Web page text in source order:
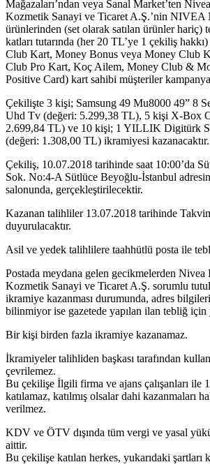
Mağazaları’ndan veya Sanal Market’ten
Kozmetik Sanayi ve Ticaret A.Ş.’nin NIVEA
ürünlerinden (set olarak satılan ürünler hariç)
katları tutarında (her 20 TL’ye 1 çekiliş
Club Kart, Money Bonus veya Money Club
Club Pro Kart, Koç Ailem, Money Club &
Positive Card) kart sahibi müşteriler
Çekilişte 3 kişi; Samsung 49 Mu8000 49” 8
Uhd Tv (değeri: 5.299,38 TL), 5 kişi X-Box
2.699,84 TL) ve 10 kişi; 1 YILLIK Digitürk
(değeri: 1.308,00 TL) ikramiyesi kazanacaktır.
Çekiliş, 10.07.2018 tarihinde saat 10:00’da
Sok. No:4-A Sütlüce Beyoğlu-İstanbul
salonunda, gerçekleştirilecektir.
Kazanan talihliler 13.07.2018 tarihinde
duyurulacaktır.
Asil ve yedek talihlilere taahhütlü posta ile
Postada meydana gelen gecikmelerden
Kozmetik Sanayi ve Ticaret A.Ş. sorumlu
ikramiye kazanması durumunda, adres
bilinmiyor ise gazetede yapılan ilan tebliğ için
Bir kişi birden fazla ikramiye kazanamaz.
İkramiyeler talihliden başkası tarafından
çevrilemez.
Bu çekilişe İlgili firma ve ajans çalışanları ile
katılamaz, katılmış olsalar dahi kazanmaları
verilmez.
KDV ve ÖTV dışında tüm vergi ve yasal
aittir.
Bu çekilişe katılan herkes, yukarıdaki şartları